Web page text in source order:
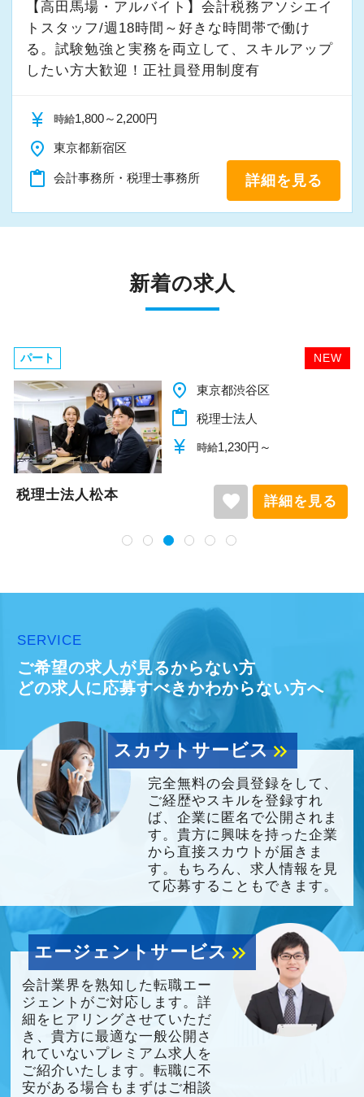
【高田馬場・アルバイト】会計税務アソシエイ
トスタッフ/週18時間～好きな時間帯で働け
る。試験勉強と実務を両立して、スキルアップ
したい方大歓迎！正社員登用制度有
currency_yen 時給1,800～2,200円
place 東京都新宿区
content_paste 会計事務所・税理士事務所 詳細を見る
新着の求人
NEW
パート
place 東京都渋谷区
content_paste 税理士法人
currency_yen 時給1,230円～
税理士法人松本 favorite 詳細を見る
SERVICE
ご希望の求人が見るからない方
どの求人に応募すべきかわからない方へ
スカウトサービスkeyboard_double_arrow_right
完全無料の会員登録をして、
ご経歴やスキルを登録すれ
ば、企業に匿名で公開されま
す。貴方に興味を持った企業
から直接スカウトが届きま
す。もちろん、求人情報を見
て応募することもできます。
エージェントサービスkeyboard_double_arrow_right
会計業界を熟知した転職エー
ジェントがご対応します。詳
細をヒアリングさせていただ
き、貴方に最適な一般公開さ
れていないプレミアム求人を
ご紹介いたします。転職に不
安がある場合もまずはご相談